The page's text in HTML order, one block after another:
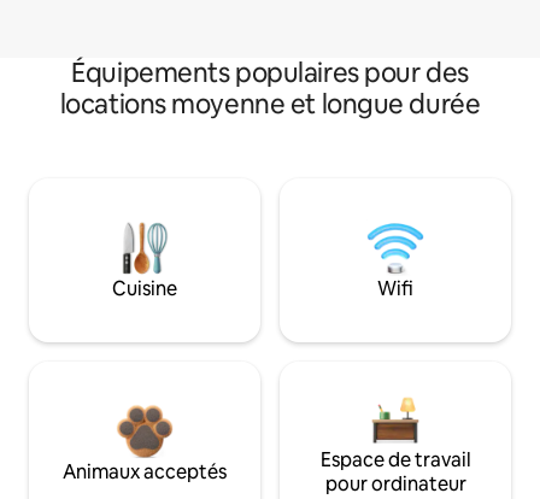
Équipements populaires pour des
locations moyenne et longue durée
Cuisine Wifi
Animaux acceptés
Espace de travail
pour ordinateur